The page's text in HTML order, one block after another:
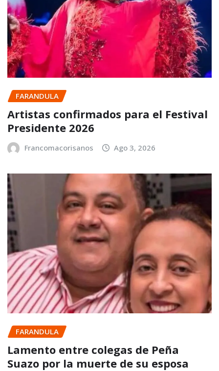
FARANDULA
Artistas confirmados para el Festival
Presidente 2026
Francomacorisanos Ago 3, 2026
FARANDULA
Lamento entre colegas de Peña
Suazo por la muerte de su esposa